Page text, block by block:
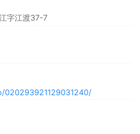
字江渡37-7
020293921129031240/